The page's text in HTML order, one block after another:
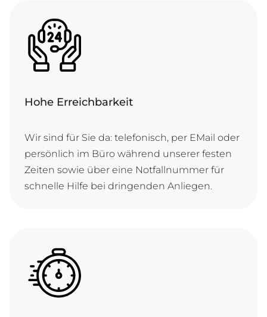
Hohe Erreichbarkeit
Wir sind für Sie da: te­le­fo­nisch, per E­Mail o­der
per­sön­lich im Bü­ro wäh­rend un­se­rer fes­ten
Zei­ten so­wie ü­ber ei­ne Not­fall­num­mer für
schnel­le Hil­fe bei drin­gen­den Anliegen.